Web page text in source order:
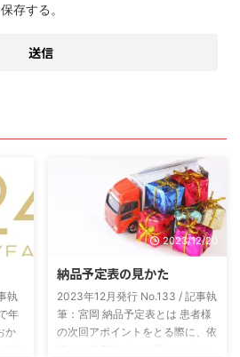
存する。
執
年
か
2023/12/20
納品予定表の見かた
2023年12月発行 No.133 / 記事執
筆：宮岡 納品予定表とは 患者様
の次回アポイントをとる際に、依